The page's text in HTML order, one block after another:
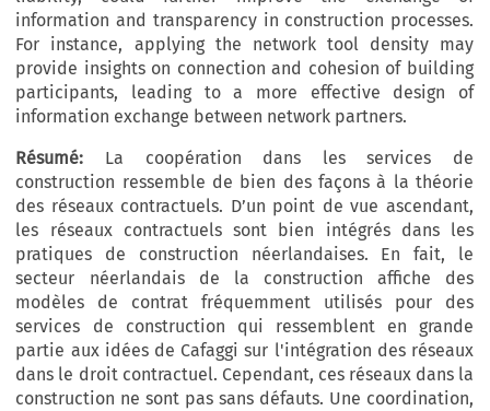
information and transparency in construction processes.
For instance, applying the network tool density may
provide insights on connection and cohesion of building
participants, leading to a more effective design of
information exchange between network partners.
Résumé: La coopération dans les services de
construction ressemble de bien des façons à la théorie
des réseaux contractuels. D’un point de vue ascendant,
les réseaux contractuels sont bien intégrés dans les
pratiques de construction néerlandaises. En fait, le
secteur néerlandais de la construction affiche des
modèles de contrat fréquemment utilisés pour des
services de construction qui ressemblent en grande
partie aux idées de Cafaggi sur l'intégration des réseaux
dans le droit contractuel. Cependant, ces réseaux dans la
construction ne sont pas sans défauts. Une coordination,